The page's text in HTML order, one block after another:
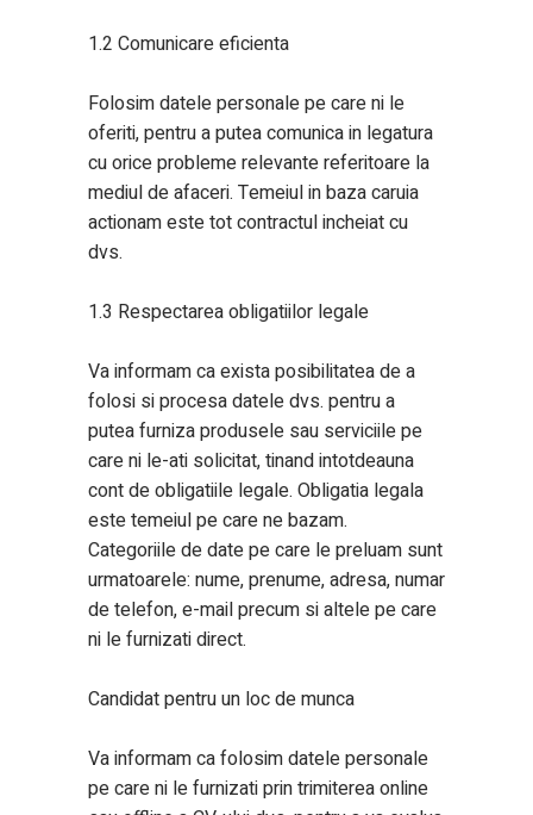
1.2 Comunicare eficienta
Folosim datele personale pe care ni le
oferiti, pentru a putea comunica in legatura
cu orice probleme relevante referitoare la
mediul de afaceri. Temeiul in baza caruia
actionam este tot contractul incheiat cu
dvs.
1.3 Respectarea obligatiilor legale
Va informam ca exista posibilitatea de a
folosi si procesa datele dvs. pentru a
putea furniza produsele sau serviciile pe
care ni le-ati solicitat, tinand intotdeauna
cont de obligatiile legale. Obligatia legala
este temeiul pe care ne bazam.
Categoriile de date pe care le preluam sunt
urmatoarele: nume, prenume, adresa, numar
de telefon, e-mail precum si altele pe care
ni le furnizati direct.
Candidat pentru un loc de munca
Va informam ca folosim datele personale
pe care ni le furnizati prin trimiterea online